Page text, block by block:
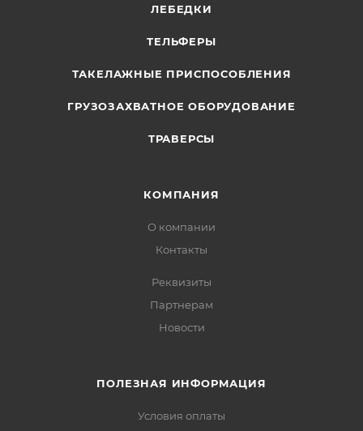
ЛЕБЕДКИ
ТЕЛЬФЕРЫ
ТАКЕЛАЖНЫЕ ПРИСПОСОБЛЕНИЯ
ГРУЗОЗАХВАТНОЕ ОБОРУДОВАНИЕ
ТРАВЕРСЫ
КОМПАНИЯ
О компании
Контакты
Реквизиты
Партнерам
Новости
ПОЛЕЗНАЯ ИНФОРМАЦИЯ
Условия оплаты